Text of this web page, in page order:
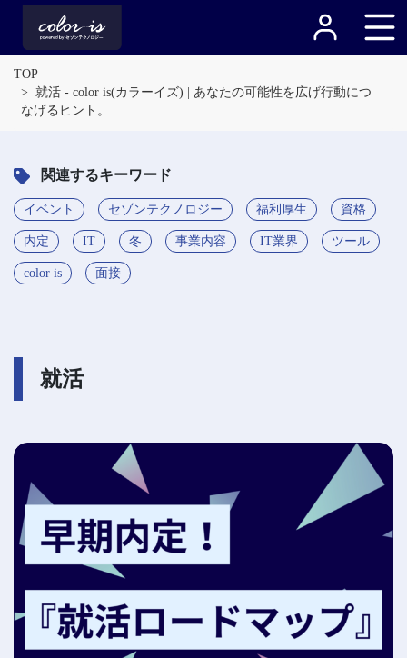
TOP
就活 - color is(カラーイズ) | あなたの可能性を広げ行動につ
なげるヒント。
関連するキーワード
イベント セゾンテクノロジー 福利厚生 資格
内定 IT 冬 事業内容 IT業界 ツール
color is 面接
就活